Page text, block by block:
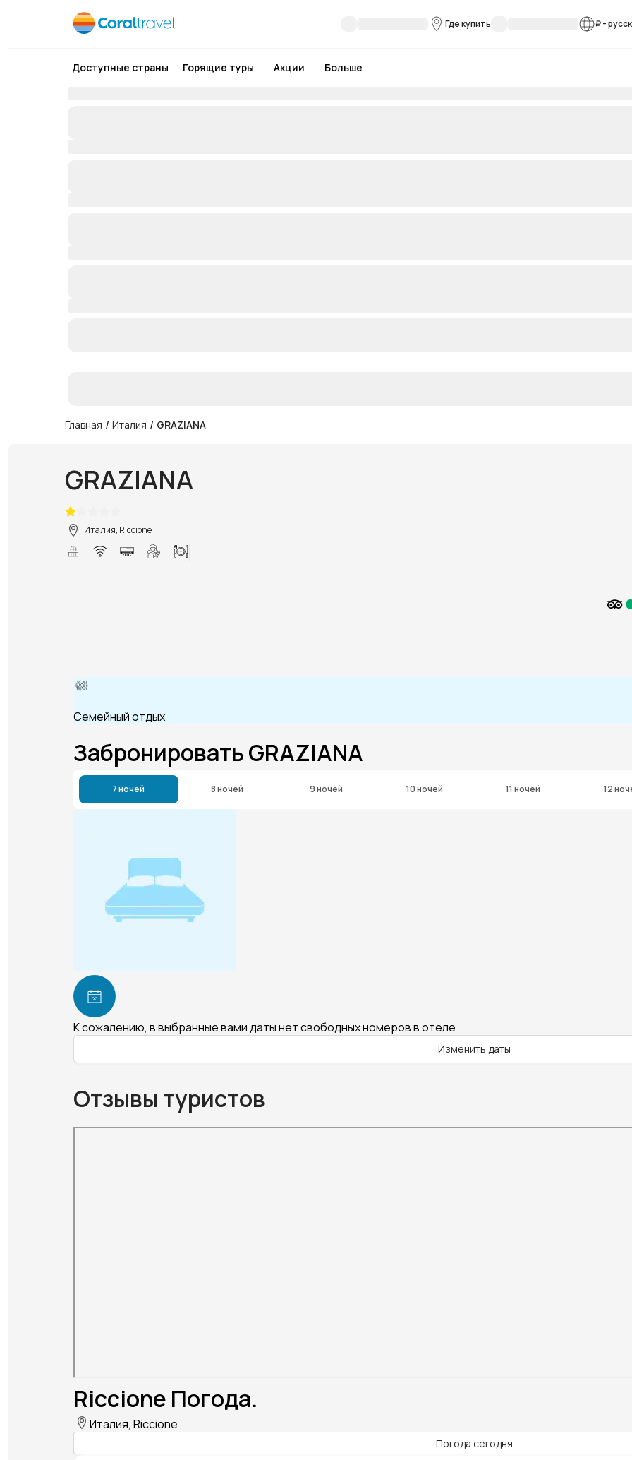
Где купить ₽-
Доступные страны Горящие туры Акции Больше
Главная / Италия / GRAZIANA
GRAZIANA
Италия, Riccione
Семейный отдых
Забронировать GRAZIANA
7 ночей 8 ночей 9 ночей 10 ночей 11 ночей 12
К сожалению, в выбранные вами даты нет свободных номеров в отеле
Изменить даты
Отзывы туристов
Riccione Погода.
Италия, Riccione
Погода сегодня